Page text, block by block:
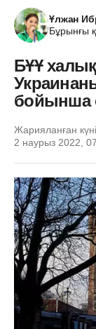
Ұлжан
Бұрынғы
БҰҰ
бойынша
Жарияланған
2 наурыз 2022,